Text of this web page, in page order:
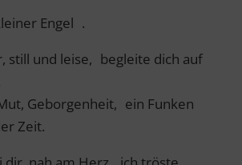
Engel .
still und leise, begleite dich auf
Geborgenheit, ein Funken
Zeit.